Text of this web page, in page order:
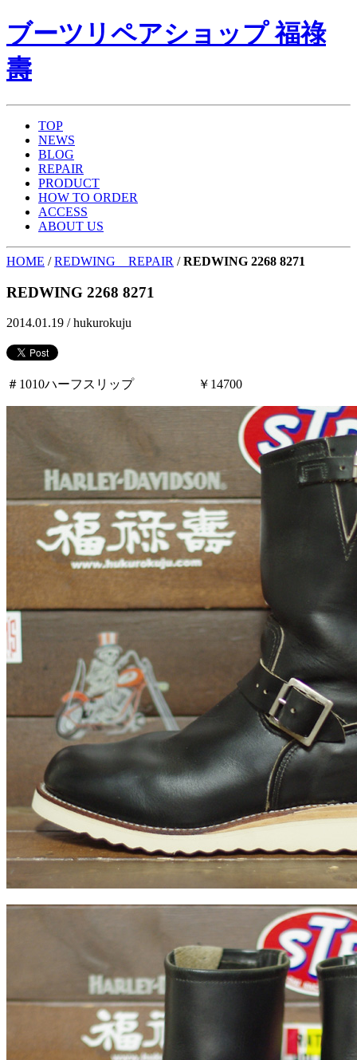
ブーツリペアショップ 福祿
壽
TOP
NEWS
BLOG
REPAIR
PRODUCT
HOW TO ORDER
ACCESS
ABOUT US
HOME /REDWING REPAIR /REDWING 2268 8271
REDWING 2268 8271
2014.01.19 /hukurokuju
＃1010ハーフスリップ ￥14700